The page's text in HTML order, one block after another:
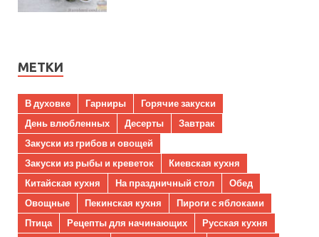
МЕТКИ
В духовке Гарниры
Горячие закуски
День влюбленных
Десерты
Завтрак
Закуски из грибов и овощей
Закуски из рыбы и креветок
Киевская кухня
Китайская кухня
На праздничный стол
Обед
Овощные
Пекинская кухня
Пироги с яблоками
Птица
Рецепты для начинающих
Русская кухня